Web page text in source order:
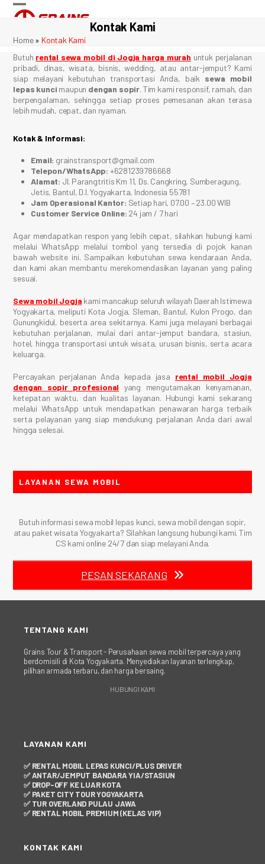
Skip
Open
Close
Kontak Kami
Home» Kontak Kami
Butuh rental sewa mobil di Jogja harga murah untuk perjalanan
pribadi, dinas, wisata, bisnis, wedding, atau antar-jemput? Kami
siap melayani kebutuhan transportasi Anda, baik sewa mobil
lepas kunci maupun dengan sopir. Tim kami responsif, ramah, dan
berpengalaman, sehingga setiap proses pemesanan akan terasa
lebih mudah, cepat, dan nyaman.
Kotak & Informasi:
Email: grainstransport@gmail.com
Telepon/WhatsApp: +6281239786668
Alamat: Jl. Parangtritis Km 11, Ds. Cangkring, Sumberagung,
Jetis, Bantul, D.I. Yogyakarta, Indonesia 55781
Jam Operasional Kantor: Setiap hari, 07.00 – 23.00 WIB
Customer Service Online: 24 jam / 7 hari
Agar mendapatkan respon yang lebih cepat, silahkan hubungi kami
melalui WhatsApp melalui tombol yang tersedia di pojok kanan
bawah website ini. Sampaikan kebutuhan sewa kendaraan Anda,
dan kami akan membantu merekomendasikan layanan yang paling
sesuai.
Sewa mobil Jogja kami mancakup seluruh wilayah Daerah Istimewa
Yogyakarta, meliputi Kota Jogja, Sleman, Bantul, Kulon Progo, dan
Gunungkidul, beserta area sekitarnya. Kami juga melayani berbagai
kebutuhan perjalanan, mulai dari antar-jemput bandara, stasiun,
hotel, hingga transportasi untuk wisata, urusan bisnis, serta acara
keluarga.
Percayakan perjalanan Anda kepada jasa rental mobil Jogja
dengan sopir profesional yang mengutamakan kenyamanan,
ketepatan waktu, dan kualitas layanan. Hubungi kami sekarang
melalui WhatsApp untuk mendapatkan penawaran harga terbaik
serta pelayanan yang siap mendukung perjalanan Anda dari awal
hingga selesai.
LAYANAN SEWA MOBIL
Butuh informasi sewa mobil lepas kunci, sewa mobil dengan sopir,
atau paket wisata Yogyakarta? Silahkan langsung hubungi kami. Tim
CS kami online 24/7 dan siap melayani Anda.
PESAN SEKARANG
TENTANG KAMI
Grains Tour & Transport - Perusahaan sewa mobil terpercaya yang
berdomisili di Kota Yogyakarta. Menyediakan layanan terlengkap,
pilihan armada terbaru, dan harga bersaing.
HUBUNGI KAMI
LAYANAN KAMI
✅ RENTAL MOBIL LEPAS KUNCI/PLUS DRIVER
✅ ANTAR/JEMPUT BANDARA YIA/STASIUN
✅ DROP-OFF KE LUAR KOTA
✅ PAKET CITY TOUR YOGYAKARTA
✅ TUR OVERLAND PULAU JAWA
✅ RENTAL MOBIL PREMIUM (KELAS VIP)
KONTAK KAMI